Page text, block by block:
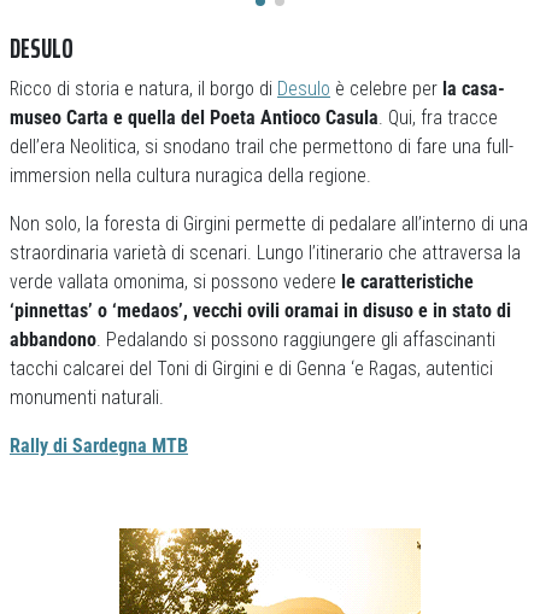
DESULO
Ricco di storia e natura, il borgo di Desulo è celebre per la casa-
museo Carta e quella del Poeta Antioco Casula . Qui, fra tracce
dell’era Neolitica, si snodano trail che permettono di fare una full-
immersion nella cultura nuragica della regione.
Non solo, la foresta di Girgini permette di pedalare all’interno di una
straordinaria varietà di scenari. Lungo l’itinerario che attraversa la
verde vallata omonima, si possono vedere le caratteristiche
‘pinnettas’ o ‘medaos’, vecchi ovili oramai in disuso e in stato di
abbandono . Pedalando si possono raggiungere gli affascinanti
tacchi calcarei del Toni di Girgini e di Genna ‘e Ragas, autentici
monumenti naturali.
Rally di Sardegna MTB
Previous